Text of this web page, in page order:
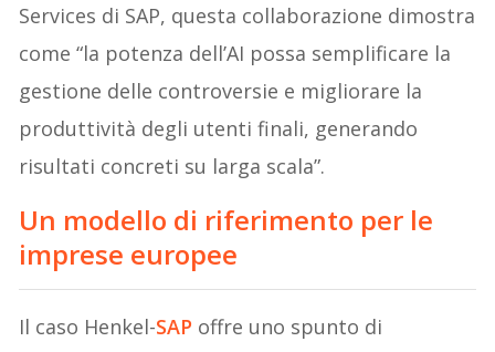
Services di SAP, questa collaborazione dimostra
come “la potenza dell’AI possa semplificare la
gestione delle controversie e migliorare la
produttività degli utenti finali, generando
risultati concreti su larga scala”.
Un modello di riferimento per le
imprese europee
Il caso Henkel-SAP offre uno spunto di